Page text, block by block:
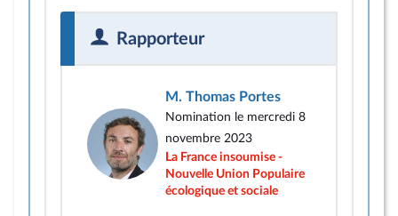
Rapporteur
M. Thomas Portes
Nomination le mercredi 8
novembre 2023
La France insoumise -
Nouvelle Union Populaire
écologique et sociale